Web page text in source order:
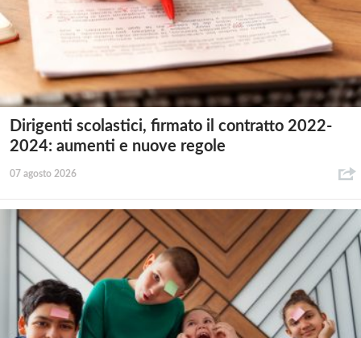
Dirigenti scolastici, firmato il contratto 2022-
2024: aumenti e nuove regole
07 agosto 2026